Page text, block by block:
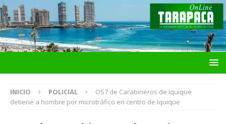
INICIO POLICIAL
OS7 de Carabineros de Iquique
detiene a hombre por microtráfico en centro de Iquique